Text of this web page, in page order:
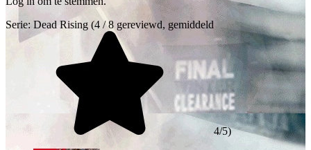
Serie: Dead Rising (4 / 8 gereviewd, gemiddeld
4/5)